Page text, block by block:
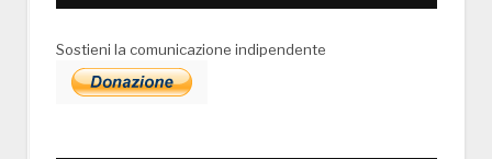
Sostieni la comunicazione indipendente